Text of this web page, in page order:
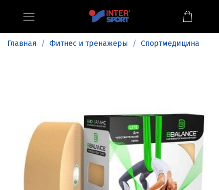
Главная Фитнес и тренажеры Спортмедицина